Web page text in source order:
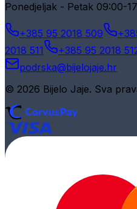
Ponedjeljak - Petak 09:00-
+385 95 2018 509
2018 511
+385 95 2018
podrska@bijelojaje.hr
© 2026 Bijelo Jaje. Sva